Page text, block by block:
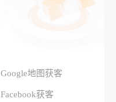
Google地图获客
Facebook获客